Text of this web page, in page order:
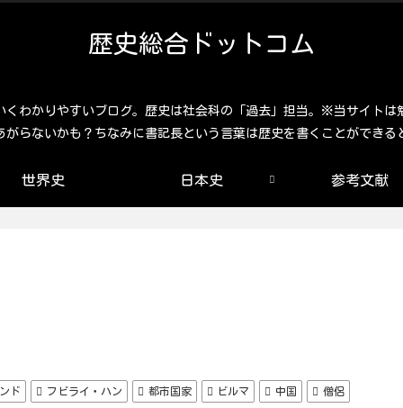
歴史総合ドットコム
わかりやすいブログ。歴史は社会科の「過去」担当。※当サイト
がらないかも？ちなみに書記長という言葉は歴史を書くことができる
世界史 日本史 参考文献
ド フビライ・ハン 都市国家 ビルマ 中国 僧侶